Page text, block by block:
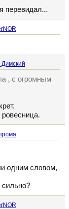
перевидал...
, с огромным
одним словом,
сильно?